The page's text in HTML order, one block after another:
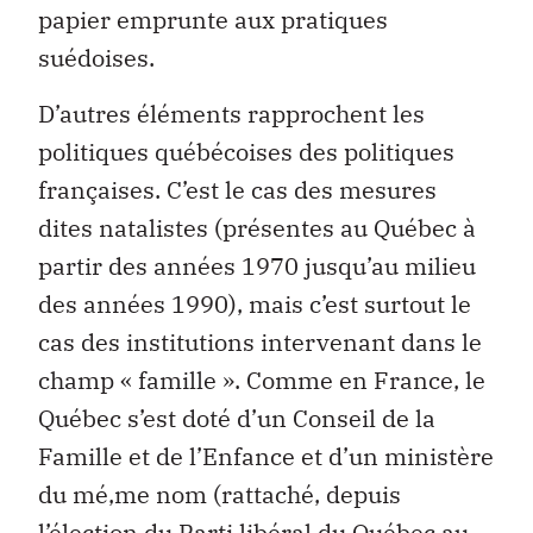
papier emprunte aux pratiques
suédoises.
D’autres éléments rapprochent les
politiques québécoises des politiques
françaises. C’est le cas des mesures
dites natalistes (présentes au Québec à
partir des années 1970 jusqu’au milieu
des années 1990), mais c’est surtout le
cas des institutions intervenant dans le
champ « famille ». Comme en France, le
Québec s’est doté d’un Conseil de la
Famille et de l’Enfance et d’un ministère
du mé‚me nom (rattaché, depuis